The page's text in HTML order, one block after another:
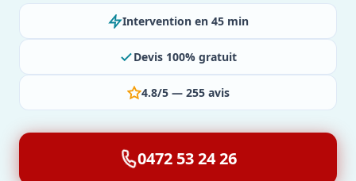
Intervention en 45 min
Devis 100% gratuit
4.8/5 — 255 avis
0472 53 24 26